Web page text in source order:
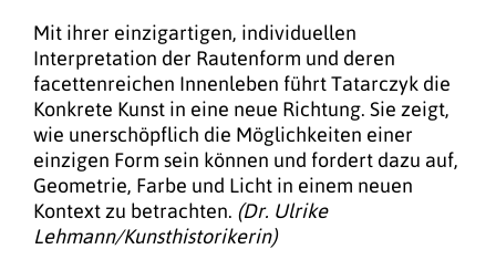
Mit ihrer einzigartigen, individuellen
Interpretation der Rautenform und deren
facettenreichen Innenleben führt Tatarczyk die
Konkrete Kunst in eine neue Richtung. Sie zeigt,
wie unerschöpflich die Möglichkeiten einer
einzigen Form sein können und fordert dazu auf,
Geometrie, Farbe und Licht in einem neuen
Kontext zu betrachten. (Dr. Ulrike
Lehmann/Kunsthistorikerin)